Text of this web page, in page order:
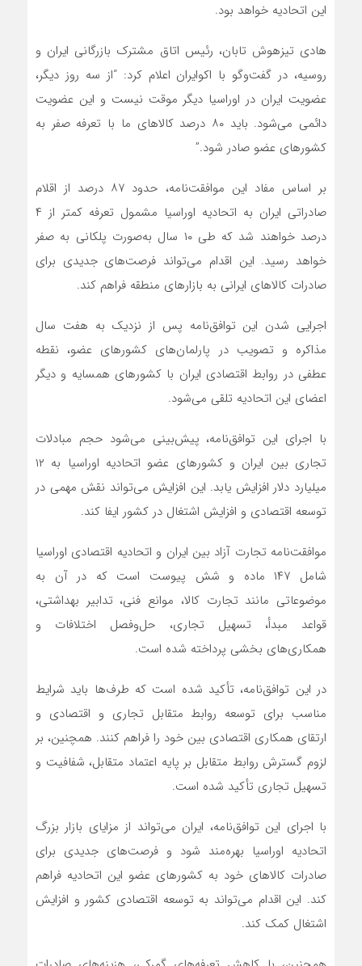
این اتحادیه خواهد بود.
هادی تیزهوش تابان، رئیس اتاق مشترک بازرگانی ایران و
روسیه، در گفت‌وگو با اکوایران اعلام کرد: “از سه روز دیگر،
عضویت ایران در اوراسیا دیگر موقت نیست و این عضویت
دائمی می‌شود. باید ۸۰ درصد کالاهای ما با تعرفه صفر به
کشورهای عضو صادر شود.”
بر اساس مفاد این موافقت‌نامه، حدود ۸۷ درصد از اقلام
صادراتی ایران به اتحادیه اوراسیا مشمول تعرفه کمتر از ۴
درصد خواهند شد که طی ۱۰ سال به‌صورت پلکانی به صفر
خواهد رسید. این اقدام می‌تواند فرصت‌های جدیدی برای
صادرات کالاهای ایرانی به بازارهای منطقه فراهم کند.
اجرایی شدن این توافق‌نامه پس از نزدیک به هفت سال
مذاکره و تصویب در پارلمان‌های کشورهای عضو، نقطه
عطفی در روابط اقتصادی ایران با کشورهای همسایه و دیگر
اعضای این اتحادیه تلقی می‌شود.
با اجرای این توافق‌نامه، پیش‌بینی می‌شود حجم مبادلات
تجاری بین ایران و کشورهای عضو اتحادیه اوراسیا به ۱۲
میلیارد دلار افزایش یابد. این افزایش می‌تواند نقش مهمی در
توسعه اقتصادی و افزایش اشتغال در کشور ایفا کند.
موافقت‌نامه تجارت آزاد بین ایران و اتحادیه اقتصادی اوراسیا
شامل ۱۴۷ ماده و شش پیوست است که در آن به
موضوعاتی مانند تجارت کالا، موانع فنی، تدابیر بهداشتی،
قواعد مبدأ، تسهیل تجاری، حل‌وفصل اختلافات و
همکاری‌های بخشی پرداخته شده است.
در این توافق‌نامه، تأکید شده است که طرف‌ها باید شرایط
مناسب برای توسعه روابط متقابل تجاری و اقتصادی و
ارتقای همکاری اقتصادی بین خود را فراهم کنند. همچنین، بر
لزوم گسترش روابط متقابل بر پایه اعتماد متقابل، شفافیت و
تسهیل تجاری تأکید شده است.
با اجرای این توافق‌نامه، ایران می‌تواند از مزایای بازار بزرگ
اتحادیه اوراسیا بهره‌مند شود و فرصت‌های جدیدی برای
صادرات کالاهای خود به کشورهای عضو این اتحادیه فراهم
کند. این اقدام می‌تواند به توسعه اقتصادی کشور و افزایش
اشتغال کمک کند.